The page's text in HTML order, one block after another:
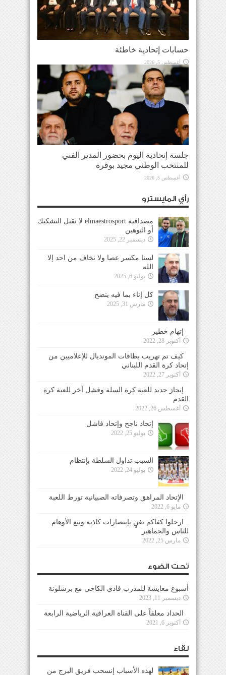
حسابات إتحادية خاطئة
أغسطس 5, 2026
جلسة إتحادية اليوم بحضور المدير الفني
للمنتخب الوطني مجيد بوقرة
أغسطس 5, 2026
رأي المايسترو
مصداقية elmaestrosport لا تقبل التشكيك
أو التوهين
ديسمبر 22, 2025
لسنا مكسر عصا ولا نخاف من احد إلا
الله
يوليو 6, 2025
كل إناء بما فيه ينضح
مارس 31, 2025
إتهام خطير
أكتوبر 28, 2022
كيف تم تهريب بطاقات المونديال للإعلاميين من
إتحاد كرة القدم اللبناني
أكتوبر 27, 2022
إنجاز جديد للعبة كرة السلة وفشل آخر للعبة كرة
القدم
أغسطس 26, 2022
إتحاد ناجح وإتحاد فاشل
يوليو 25, 2022
السبب تداول السلطة بإنتظام
يوليو 24, 2022
الإتحاد المراهق وتصرفاته الصبيانية تورط اللعبة
مايو 6, 2022
ارحلوا كفاكم تغنٍ بإنتصارات كاذبة وبيع الأوهام
للناس والجماهير
مارس 25, 2022
تحت الضوء
أسبوع معايشة للمدرب فادي الكاخي مع برشلونة
ديسمبر 11, 2023
الحداد معلقاً على القناة العراقية الرياضية الرابعة
أكتوبر 6, 2021
لقاء
لهذه الأسباب إنسحب فريق البرج من